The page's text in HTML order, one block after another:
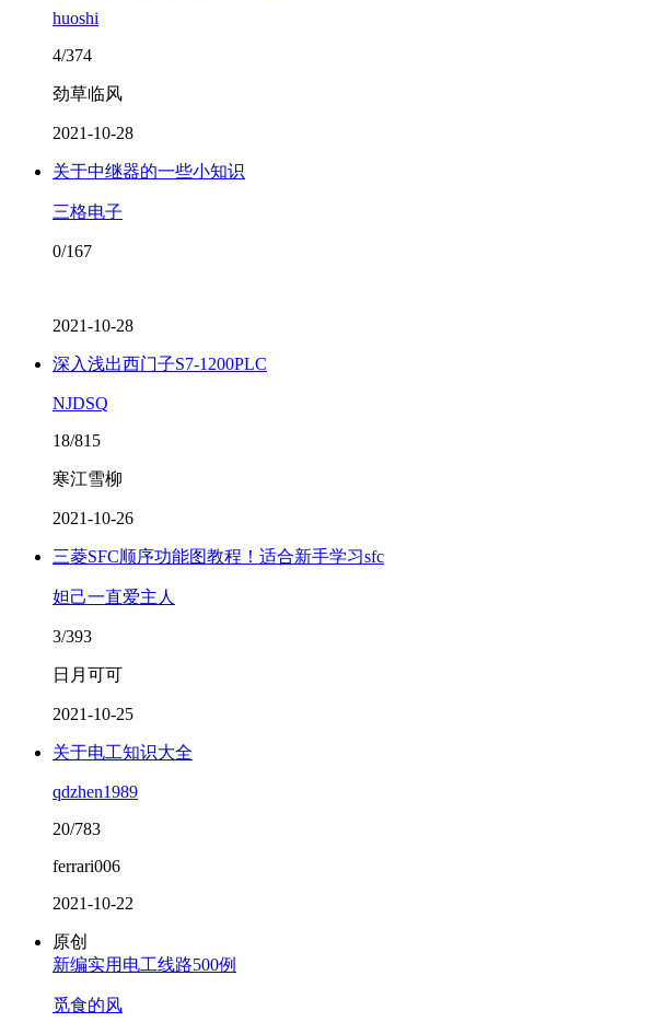
huoshi
4/374
劲草临风
2021-10-28
关于中继器的一些小知识
三格电子
0/167
2021-10-28
深入浅出西门子S7-1200PLC
NJDSQ
18/815
寒江雪柳
2021-10-26
三菱SFC顺序功能图教程！适合新手学习sfc
妲己一直爱主人
3/393
日月可可
2021-10-25
关于电工知识大全
qdzhen1989
20/783
ferrari006
2021-10-22
原创
新编实用电工线路500例
觅食的风